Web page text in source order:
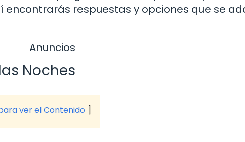
encontrarás respuestas y opciones que se
Anuncios
Noches
ver el Contenido